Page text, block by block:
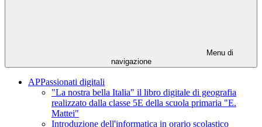
Menu di
navigazione
APPassionati digitali
"La nostra bella Italia" il libro digitale di geografia
realizzato dalla classe 5E della scuola primaria "E.
Mattei"
Introduzione dell'informatica in orario scolastico